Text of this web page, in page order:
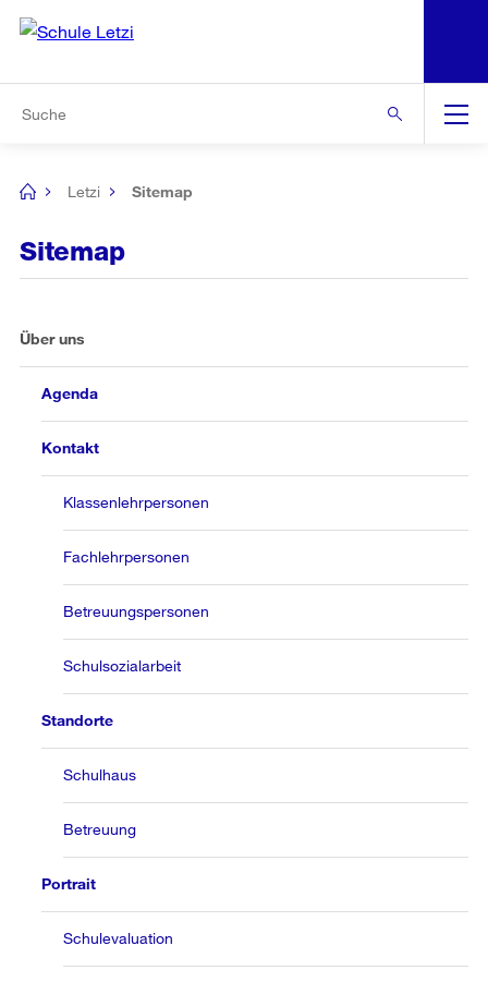
Navigation
[no
Letzi Sitemap
Sitemap
Über uns
Agenda
Kontakt
Klassenlehrpersonen
Fachlehrpersonen
Betreuungspersonen
Schulsozialarbeit
Standorte
Schulhaus
Betreuung
Portrait
Schulevaluation